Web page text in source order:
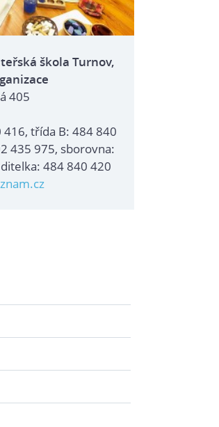
škola Turnov,
405
třída B: 484 840
435 975, sborovna:
484 840 420